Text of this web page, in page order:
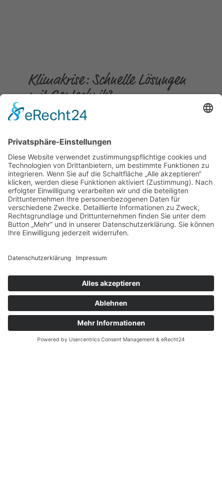
Klimakrise: Schnelle Lösungen
mit Gentechnik?
Gepostet am14.02.2023